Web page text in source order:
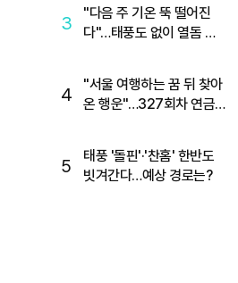
3
"다음 주 기온 뚝 떨어진
다"…태풍도 없이 열돔 박
4
"서울 여행하는 꿈 뒤 찾아
온 행운"…327회차 연금
5
태풍 '돌핀'·'찬홈' 한반도
빗겨간다…예상 경로는?